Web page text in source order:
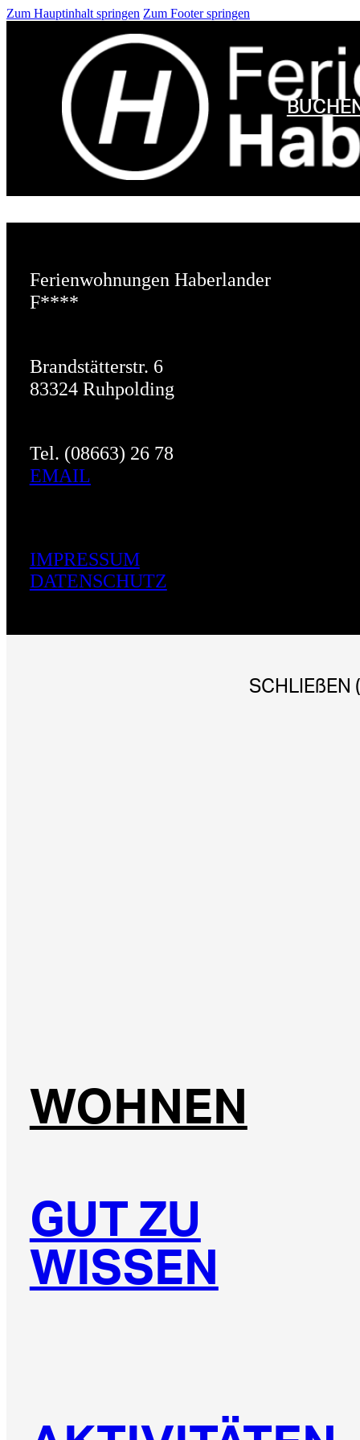
Zum Hauptinhalt springen Zum Footer springen
Kategorie:Uncategorized
Hello world!
Juli 25, 2023
Welcome to WordPress. This is your first post. Edit or
delete it, then start writing!
Ferienwohnungen Haberlander
F****
Brandstätterstr. 6
83324 Ruhpolding
Tel. (08663) 26 78
EMAIL
IMPRESSUM
DATENSCHUTZ
SCHLIEßEN
WOHNEN
GUT ZU
WISSEN